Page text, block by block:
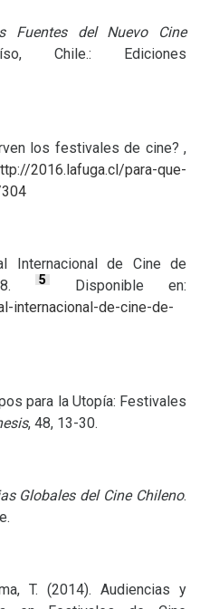
Fuentes del Nuevo Cine
Chile.: Ediciones
los festivales de cine? ,
2016.lafuga.cl/para-que-
Internacional de Cine de
5
Disponible en:
internacional-de-cine-de-
para la Utopía: Festivales
, 48, 13-30.
Globales del Cine Chileno.
T. (2014). Audiencias y